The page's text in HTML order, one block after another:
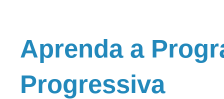
Aprenda a
Progressiva